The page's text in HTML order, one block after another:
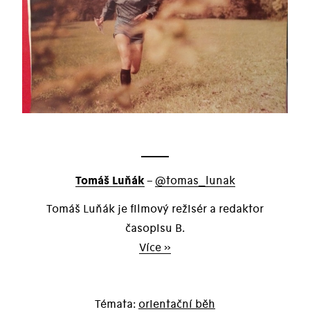
Tomáš Luňák– @tomas_lunak
Tomáš Luňák je filmový režisér a redaktor
časopisu B.
Více »
orientační běh